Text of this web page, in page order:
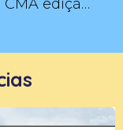
Torneio CMA edição Abolição da Escravatura